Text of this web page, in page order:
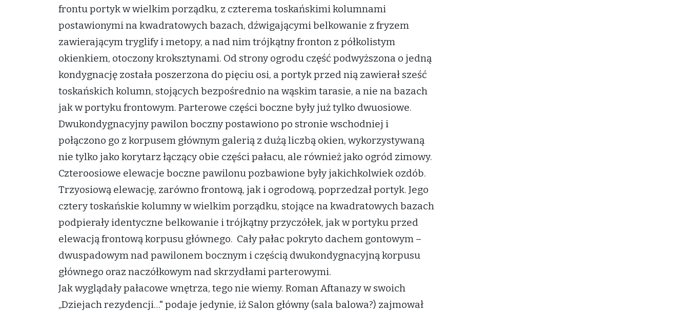
frontu portyk w wielkim porządku, z czterema toskańskimi kolumnami
postawionymi na kwadratowych bazach, dźwigającymi belkowanie z fryzem
zawierającym tryglify i metopy, a nad nim trójkątny fronton z półkolistym
okienkiem, otoczony kroksztynami. Od strony ogrodu część podwyższona o jedną
kondygnację została poszerzona do pięciu osi, a portyk przed nią zawierał sześć
toskańskich kolumn, stojących bezpośrednio na wąskim tarasie, a nie na bazach
jak w portyku frontowym. Parterowe części boczne były już tylko dwuosiowe.
Dwukondygnacyjny pawilon boczny postawiono po stronie wschodniej i
połączono go z korpusem głównym galerią z dużą liczbą okien, wykorzystywaną
nie tylko jako korytarz łączący obie części pałacu, ale również jako ogród zimowy.
Czteroosiowe elewacje boczne pawilonu pozbawione były jakichkolwiek ozdób.
Trzyosiową elewację, zarówno frontową, jak i ogrodową, poprzedzał portyk. Jego
cztery toskańskie kolumny w wielkim porządku, stojące na kwadratowych bazach
podpierały identyczne belkowanie i trójkątny przyczółek, jak w portyku przed
elewacją frontową korpusu głównego. Cały pałac pokryto dachem gontowym –
dwuspadowym nad pawilonem bocznym i częścią dwukondygnacyjną korpusu
głównego oraz naczółkowym nad skrzydłami parterowymi.
Jak wyglądały pałacowe wnętrza, tego nie wiemy. Roman Aftanazy w swoich
„Dziejach rezydencji…" podaje jedynie, iż Salon główny (sala balowa?) zajmował